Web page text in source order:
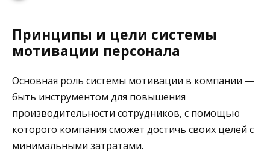
Принципы и цели системы
мотивации персонала
Основная роль системы мотивации в компании —
быть инструментом для повышения
производительности сотрудников, с помощью
которого компания сможет достичь своих целей с
минимальными затратами.